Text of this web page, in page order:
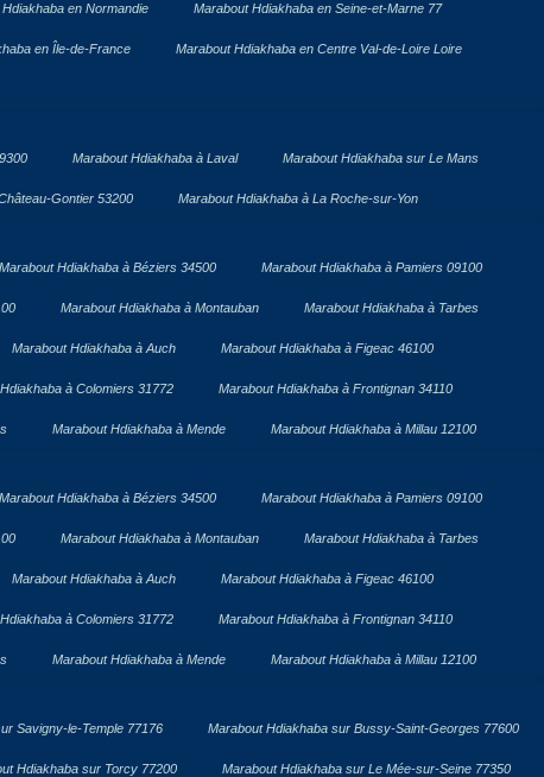
en Normandie Marabout Hdiakhaba en Seine-et-Marne 77
en Île-de-France Marabout Hdiakhaba en Centre Val-de-Loire Loire
Marabout Hdiakhaba à Laval Marabout Hdiakhaba sur Le Mans
Gontier 53200 Marabout Hdiakhaba à La Roche-sur-Yon
Marabout Hdiakhaba à Béziers 34500 Marabout Hdiakhaba à Pamiers 09100
Marabout Hdiakhaba à Montauban Marabout Hdiakhaba à Tarbes
Marabout Hdiakhaba à Auch Marabout Hdiakhaba à Figeac 46100
à Colomiers 31772 Marabout Hdiakhaba à Frontignan 34110
Marabout Hdiakhaba à Mende Marabout Hdiakhaba à Millau 12100
Marabout Hdiakhaba à Béziers 34500 Marabout Hdiakhaba à Pamiers 09100
Marabout Hdiakhaba à Montauban Marabout Hdiakhaba à Tarbes
Marabout Hdiakhaba à Auch Marabout Hdiakhaba à Figeac 46100
à Colomiers 31772 Marabout Hdiakhaba à Frontignan 34110
Marabout Hdiakhaba à Mende Marabout Hdiakhaba à Millau 12100
Savigny-le-Temple 77176 Marabout Hdiakhaba sur Bussy-Saint-Georges 77600
Hdiakhaba sur Torcy 77200 Marabout Hdiakhaba sur Le Mée-sur-Seine 77350